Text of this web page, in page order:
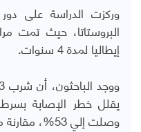
وركزت الدراسة على
إيطاليا لمدة 4 سنوات.
يقلل خطر الإصابة
وصلت إلي 53%، مقارنة مع من لم يشربوا القهوة.